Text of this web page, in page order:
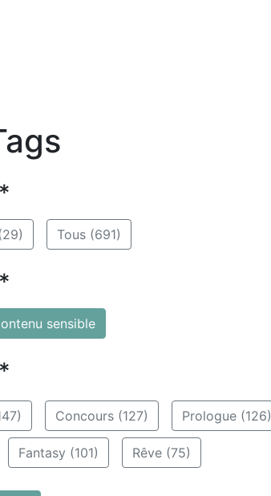
Tous (691)
sensible
Concours (127) Prologue (126)
Fantasy (101) Rêve (75)